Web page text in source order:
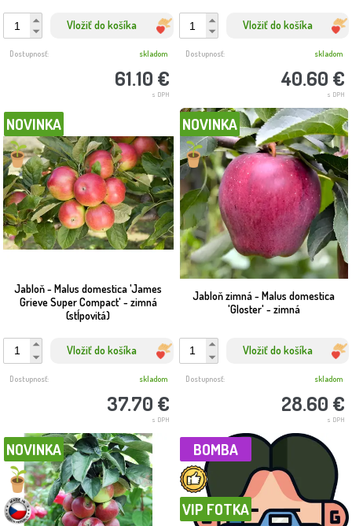
Vložiť do košíka
61.10 €
s DPH
Dostupnosť: skladom
Vložiť do košíka
40.60 €
s DPH
Dostupnosť: skladom
Jabloň - Malus domestica 'James
Grieve Super Compact' - zimná
(stĺpovitá)
NOVINKA
Vložiť do košíka
37.70 €
s DPH
Dostupnosť: skladom
Jabloň zimná - Malus domestica
'Gloster' - zimná
NOVINKA
Vložiť do košíka
28.60 €
s DPH
Dostupnosť: skladom
NOVINKA BOMBA
VIP FOTKA